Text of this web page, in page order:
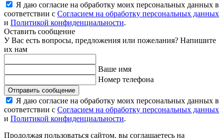
Я даю согласие на обработку моих персональных данных в
соответствии с Согласием на обработку персональных данных
и Политикой конфиденциальности.
Оставить сообщение
У Вас есть вопросы, предложения или пожелания? Напишите
их нам
Ваше имя
Номер телефона
Отправить сообщение
Я даю согласие на обработку моих персональных данных в
соответствии с Согласием на обработку персональных данных
и Политикой конфиденциальности.
Продолжая пользоваться сайтом, вы соглашаетесь на